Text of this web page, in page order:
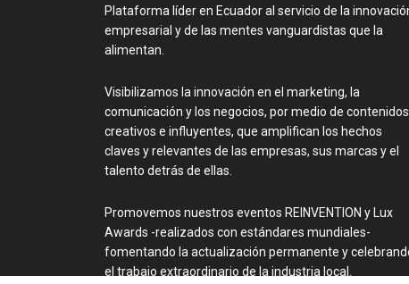
Plataforma líder en Ecuador al servicio de la
empresarial y de las mentes vanguardistas que la
alimentan.
Visibilizamos la innovación en el marketing, la
comunicación y los negocios, por medio de contenidos
creativos e influyentes, que amplifican los hechos
claves y relevantes de las empresas, sus marcas y el
talento detrás de ellas.
Promovemos nuestros eventos REINVENTION y Lux
Awards -realizados con estándares mundiales-
fomentando la actualización permanente y
el trabajo extraordinario de la industria local.